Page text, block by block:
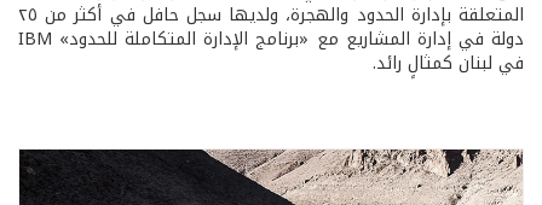
المتعلقة بإدارة الحدود والهجرة، ولديها سجل حافل في أكثر من ٢٥
دولة في إدارة المشاريع مع «برنامج الإدارة المتكاملة للحدود» IBM
في لبنان كمثالٍ رائد.